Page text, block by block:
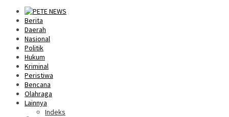
Berita
Daerah
Nasional
Politik
Hukum
Kriminal
Peristiwa
Bencana
Olahraga
Lainnya
Indeks